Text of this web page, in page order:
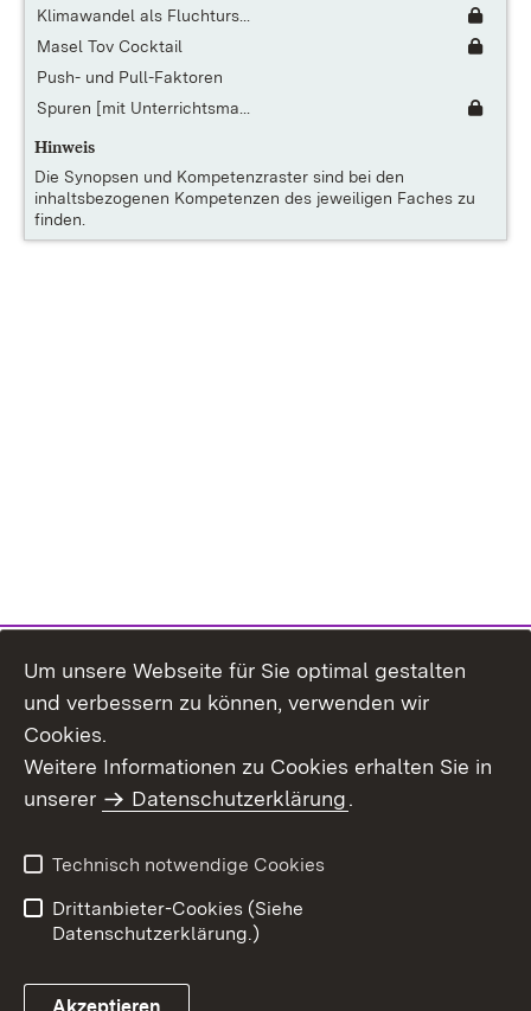
Klimawandel als Fluchturs...
Masel Tov Cocktail
Push- und Pull-Faktoren
Spuren [mit Unterrichtsma...
Hinweis
Die Synopsen und Kompetenzraster sind bei den
inhaltsbezogenen Kompetenzen des jeweiligen Faches zu
finden.
Um unsere Webseite für Sie optimal gestalten
und verbessern zu können, verwenden wir
Cookies.
Weitere Informationen zu Cookies erhalten Sie in
unserer
Datenschutzerklärung.
Technisch notwendige Cookies
Drittanbieter-Cookies (Siehe
Datenschutzerklärung.)